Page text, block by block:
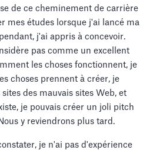
de ce cheminement de carrière
mes études lorsque j'ai lancé ma
j'ai appris à concevoir.
pas comme un excellent
les choses fonctionnent, je
choses prennent à créer, je
des mauvais sites Web, et
je pouvais créer un joli pitch
y reviendrons plus tard.
je n'ai pas d'expérience